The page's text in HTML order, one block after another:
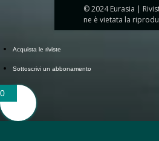
© 2024 Eurasia |
ne è vietata la
Acquista le riviste
Sottoscrivi un abbonamento
0